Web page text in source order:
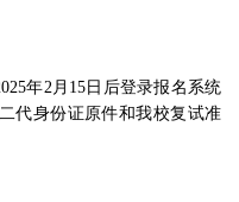
年2月15日后登录报名系统
代身份证原件和我校复试准